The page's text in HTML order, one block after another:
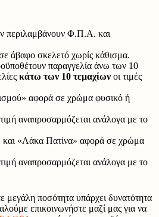
περιλαμβάνουν Φ.Π.Α. και
άβαφο σκελετό χωρίς κάθισμα.
παραγγελία άνω των 10
κάτω των 10 τεμαχίων οι τιμές
αφορά σε χρώμα φυσικό ή
αναπροσαρμόζεται ανάλογα με το
«Λάκα Πατίνα» αφορά σε χρώμα
αναπροσαρμόζεται ανάλογα με το
μεγάλη ποσότητα υπάρχει δυνατότητα
επικοινωνήστε μαζί μας για να